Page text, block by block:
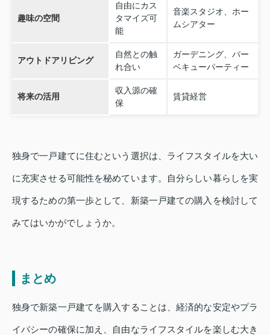
趣味の空間
自由にカス
タマイズ可
能
音楽スタジオ、ホー
ムシアター
アウトドアリビング
自然との触
れ合い
ガーデニング、バー
ベキューパーティー
将来の活用
収入源の確
保
賃貸経営
独身で一戸建てに住むという選択は、ライフスタイルを大い
に充実させる可能性を秘めています。自分らしい暮らしを実
現するための第一歩として、新築一戸建ての購入を検討して
みてはいかがでしょうか。
まとめ
独身で新築一戸建てを購入することは、経済的な安定やプラ
イバシーの確保に加え、自由なライフスタイルを楽しむ大き